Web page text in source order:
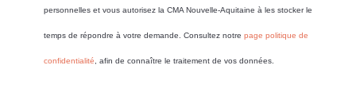
personnelles et vous autorisez la CMA Nouvelle-Aquitaine à les stocker le
temps de répondre à votre demande. Consultez notre page politique de
confidentialité , afin de connaître le traitement de vos données.